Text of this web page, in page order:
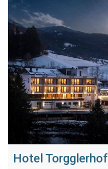
Hotel Torgglerhof